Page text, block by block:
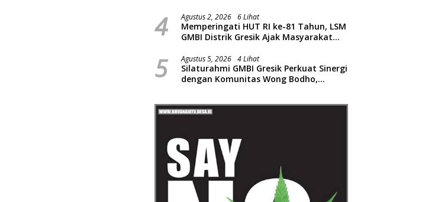
Dilanjutkan Giat Sosial Santunan Anak
Yatim Piatu
4 Agustus 2, 2026 6 Lihat
Memperingati HUT RI ke-81 Tahun, LSM
GMBI Distrik Gresik Ajak Masyarakat
5 Agustus 5, 2026 4 Lihat
Silaturahmi GMBI Gresik Perkuat Sinergi
dengan Komunitas Wong Bodho,
Sunatan Massal dan Santunan Anak